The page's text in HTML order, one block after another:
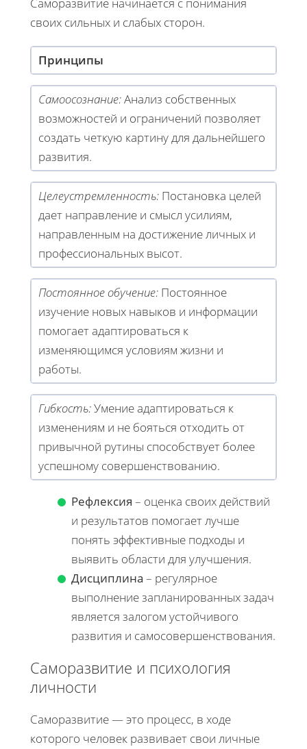
своих сильных и слабых сторон.
Принципы
Самоосознание:Анализ собственных
возможностей и ограничений позволяет
создать четкую картину для дальнейшего
развития.
Целеустремленность: Постановка целей
дает направление и смысл усилиям,
направленным на достижение личных и
профессиональных высот.
Постоянное обучение: Постоянное
изучение новых навыков и информации
помогает адаптироваться к
изменяющимся условиям жизни и
работы.
Гибкость:Умение адаптироваться к
изменениям и не бояться отходить от
привычной рутины способствует более
успешному совершенствованию.
Рефлексия – оценка своих действий
и результатов помогает лучше
понять эффективные подходы и
выявить области для улучшения.
Дисциплина – регулярное
выполнение запланированных задач
является залогом устойчивого
развития и самосовершенствования.
Саморазвитие и психология
личности
Саморазвитие — это процесс, в ходе
которого человек развивает свои личные